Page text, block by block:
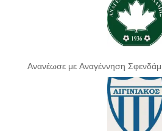
Ανανέωσε με Αναγέννηση